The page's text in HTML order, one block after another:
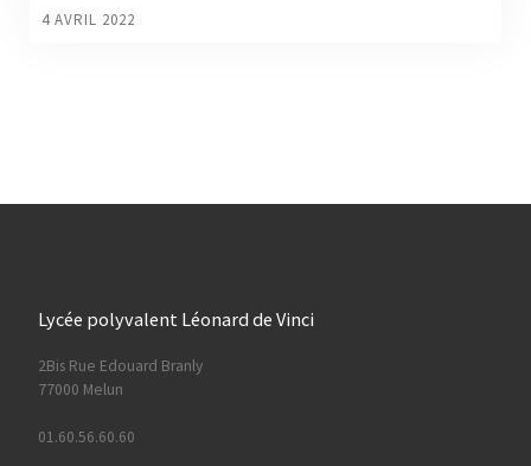
4 AVRIL 2022
Lycée polyvalent Léonard de Vinci
2Bis Rue Edouard Branly
77000 Melun
01.60.56.60.60